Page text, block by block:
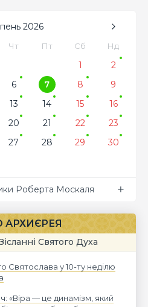
2026
Чт Пт Сб Нд
1
2
6 7 8
9
13 14 15
16
20 21 22
23
27 28 29
30
Роберта Москаля
АРХИЄРЕЯ
Святого Духа
Святослава у 10-ту неділю
«Віра — це динамізм, який